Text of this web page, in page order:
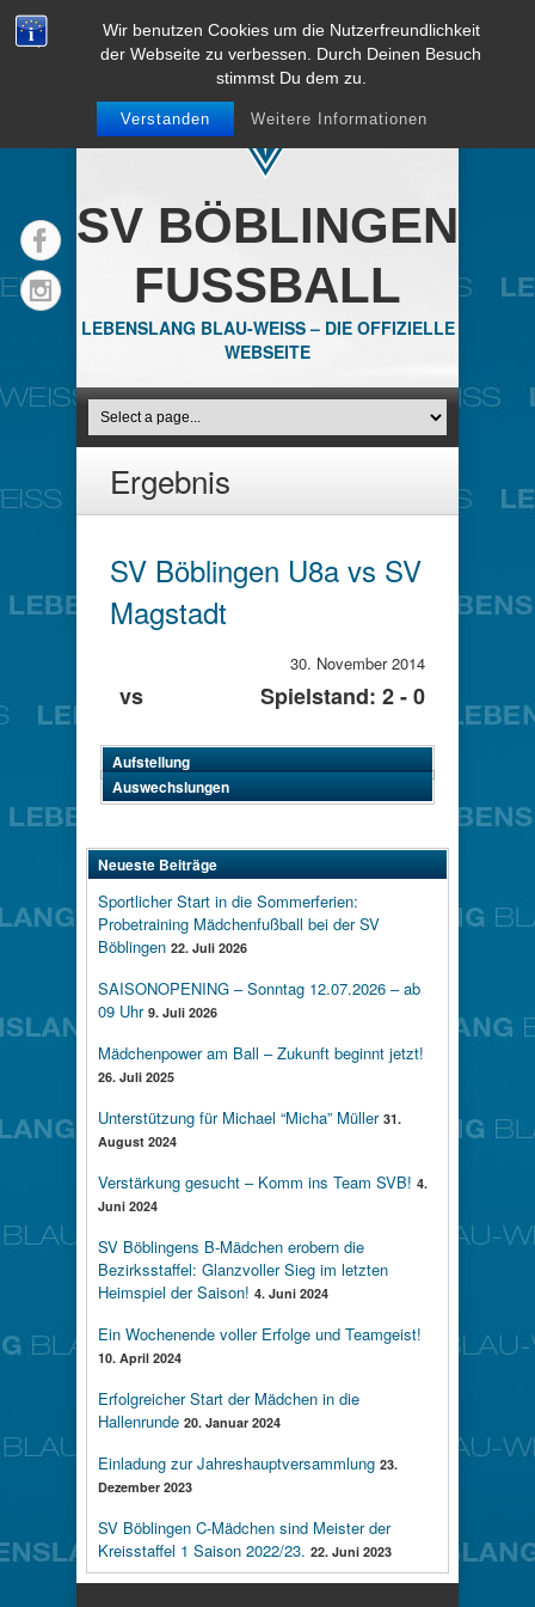
Wir benutzen Cookies um die Nutzerfreundlichkeit
der Webseite zu verbessen. Durch Deinen Besuch
stimmst Du dem zu.
Verstanden Weitere Informationen
SV BÖBLINGEN
FUSSBALL
LEBENSLANG BLAU-WEISS – DIE OFFIZIELLE
WEBSEITE
Ergebnis
SV Böblingen U8a vs SV
Magstadt
vs
30. November 2014
Spielstand: 2 - 0
Aufstellung
Auswechslungen
Neueste Beiträge
Sportlicher Start in die Sommerferien:
Probetraining Mädchenfußball bei der SV
Böblingen 22. Juli 2026
SAISONOPENING – Sonntag 12.07.2026 – ab
09 Uhr 9. Juli 2026
Mädchenpower am Ball – Zukunft beginnt jetzt!
26. Juli 2025
Unterstützung für Michael “Micha” Müller 31.
August 2024
Verstärkung gesucht – Komm ins Team SVB! 4.
Juni 2024
SV Böblingens B-Mädchen erobern die
Bezirksstaffel: Glanzvoller Sieg im letzten
Heimspiel der Saison! 4. Juni 2024
Ein Wochenende voller Erfolge und Teamgeist!
10. April 2024
Erfolgreicher Start der Mädchen in die
Hallenrunde 20. Januar 2024
Einladung zur Jahreshauptversammlung 23.
Dezember 2023
SV Böblingen C-Mädchen sind Meister der
Kreisstaffel 1 Saison 2022/23. 22. Juni 2023